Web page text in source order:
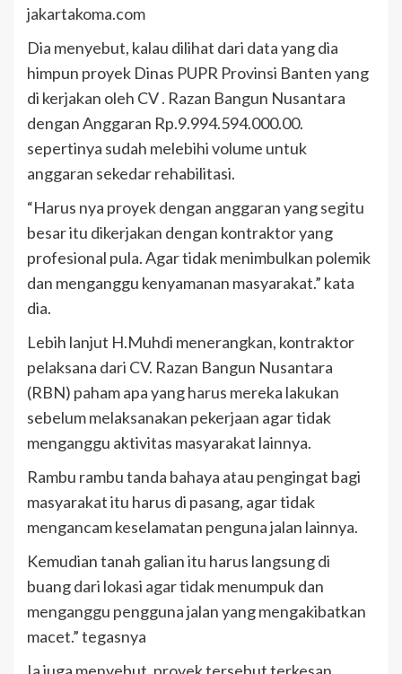
jakartakoma.com
Dia menyebut, kalau dilihat dari data yang dia
himpun proyek Dinas PUPR Provinsi Banten yang
di kerjakan oleh CV . Razan Bangun Nusantara
dengan Anggaran Rp.9.994.594.000.00.
sepertinya sudah melebihi volume untuk
anggaran sekedar rehabilitasi.
“Harus nya proyek dengan anggaran yang segitu
besar itu dikerjakan dengan kontraktor yang
profesional pula. Agar tidak menimbulkan polemik
dan menganggu kenyamanan masyarakat.” kata
dia.
Lebih lanjut H.Muhdi menerangkan, kontraktor
pelaksana dari CV. Razan Bangun Nusantara
(RBN) paham apa yang harus mereka lakukan
sebelum melaksanakan pekerjaan agar tidak
menganggu aktivitas masyarakat lainnya.
Rambu rambu tanda bahaya atau pengingat bagi
masyarakat itu harus di pasang, agar tidak
mengancam keselamatan penguna jalan lainnya.
Kemudian tanah galian itu harus langsung di
buang dari lokasi agar tidak menumpuk dan
menganggu pengguna jalan yang mengakibatkan
macet.” tegasnya